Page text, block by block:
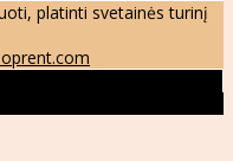
platinti svetainės turinį